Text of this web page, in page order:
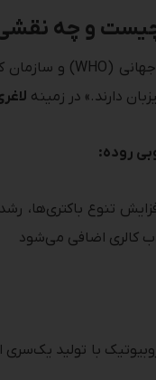
و چه نقشی
دارند.» در زمینه
روده:
کالری اضافی می‌شود